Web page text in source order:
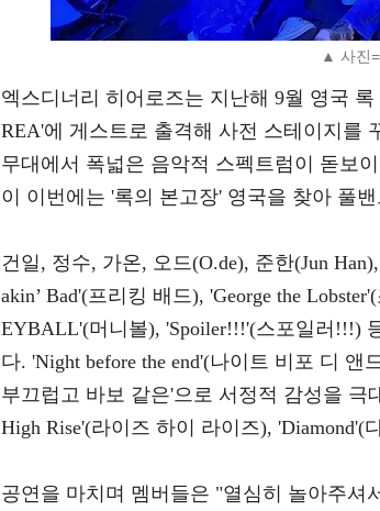
▲ 사진
엑스디너리 히어로즈는 지난해 9월 영국
REA'에 게스트로 출격해 사전 스테이지를
무대에서 폭넓은 음악적 스펙트럼이 돋보
이 이번에는 '록의 본고장' 영국을 찾아 풀
건일, 정수, 가온, 오드(O.de), 준한(Jun
akin’ Bad'(프리킹 배드), 'George the
EYBALL'(머니볼), 'Spoiler!!!'(스포일러!!!)
다. 'Night before the end'(나이트 비포 디 앤
부끄럽고 바보 같은'으로 서정적 감성을 극
High Rise'(라이즈 하이 라이즈),
공연을 마치며 멤버들은 "열심히 놀아주셔